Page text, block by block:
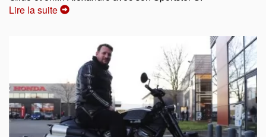
Lire la suite